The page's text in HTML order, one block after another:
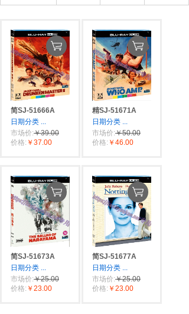
简SJ-51666A
日期分类 ...
市场价:￥39.00
价格: ￥37.00
精SJ-51671A
日期分类 ...
市场价:￥50.00
价格: ￥46.00
简SJ-51673A
日期分类 ...
市场价:￥25.00
价格: ￥23.00
简SJ-51677A
日期分类 ...
市场价:￥25.00
价格: ￥23.00